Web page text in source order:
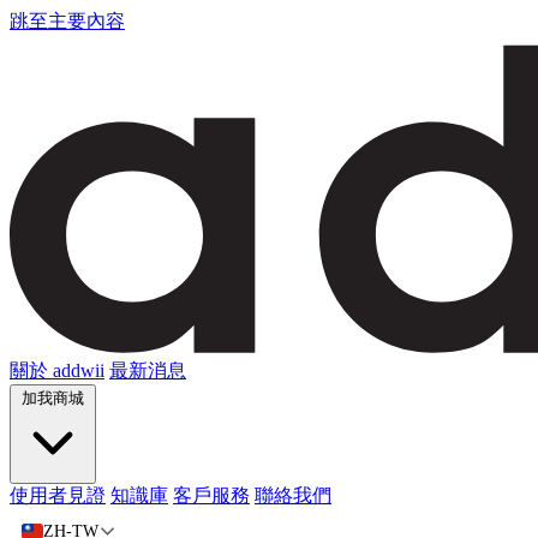
跳至主要內容
關於 addwii 最新消息
加我商城
使用者見證 知識庫 客戶服務 聯絡我們
ZH-TW